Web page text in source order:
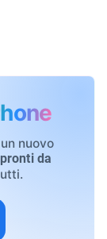
nuovo
pronti da